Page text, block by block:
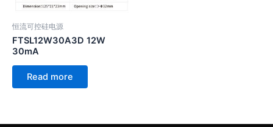
恒流可控硅电源
FTSL12W30A3D 12W
30mA
Read more